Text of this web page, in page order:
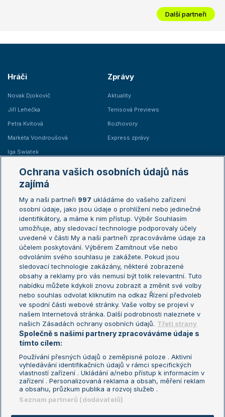
Další partneři
Hráči
Novak Djokovič
Jiří Lehečka
Petra Kvitová
Markéta Vondroušová
Iga Swiatek
Zprávy
Aktuality
Tenisová Previews
Rozhovory
Express zprávy
Žebříčky
Žebříček ATP (muži)
Žebříček WTA (ženy)
Sázkařský žebříček
Australian Open
French Open
Wimbledon
US Open
Turnaj mistrů
Turnaj mistryň
Aktualní trendy
Fotbalové přestupy
Livesport Daily
LS Prague Open
Podmínky užití
Nastavení soukromí
GDPR a žurnalistika
Reklama
Kontakt
Informace o zpracování osobních
údajů
Ochrana vašich osobních údajů nás
zajímá
My a naši partneři 997 ukládáme do vašeho zařízení
osobní údaje, jako jsou údaje o prohlížení nebo jedinečné
identifikátory, a máme k nim přístup. Výběr Souhlasím
umožňuje, aby sledovací technologie podporovaly účely
uvedené v části My a naši partneři zpracováváme údaje za
účelem poskytování. Výběrem Zamítnout vše nebo
odvoláním svého souhlasu je zakážete. Pokud jsou
sledovací technologie zakázány, některé zobrazené
obsahy a reklamy pro vás nemusí být tolik relevantní. Tuto
nabídku můžete kdykoli znovu zobrazit a změnit své volby
nebo souhlas odvolat kliknutím na odkaz Řízení předvoleb
ve spodní části webové stránky. Vaše volby se projeví v
našem Internetová stránka. Další podrobnosti naleznete v
našich Zásadách ochrany osobních údajů. Třetí strany
Společně s našimi partnery zpracováváme údaje s
tímto cílem:
Používání přesných údajů o zeměpisné poloze . Aktivní
vyhledávání identifikačních údajů v rámci specifických
vlastností zařízení . Ukládání a/nebo přístup k informacím v
zařízení . Personalizovaná reklama a obsah, měření reklam
a obsahu, průzkum publika a rozvoj služeb .
Seznam partnerů (dodavatelů)